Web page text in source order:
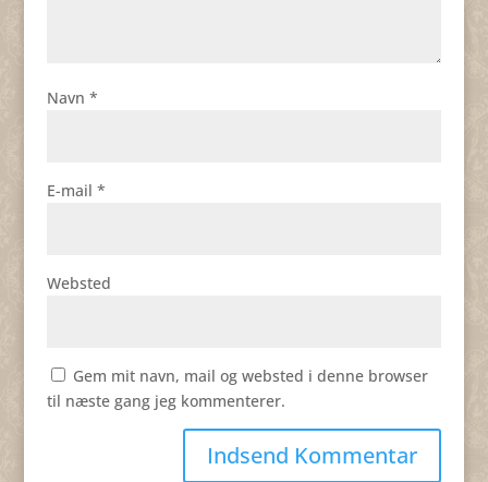
Navn *
E-mail *
Websted
Gem mit navn, mail og websted i denne browser
til næste gang jeg kommenterer.